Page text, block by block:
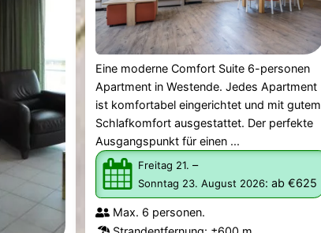
Eine moderne Comfort Suite 6-personen
Apartment in Westende. Jedes Apartment
ist komfortabel eingerichtet und mit gutem
Schlafkomfort ausgestattet. Der perfekte
Ausgangspunkt für einen ...
Freitag 21. –
Sonntag 23. August 2026: ab €625
Max. 6 personen.